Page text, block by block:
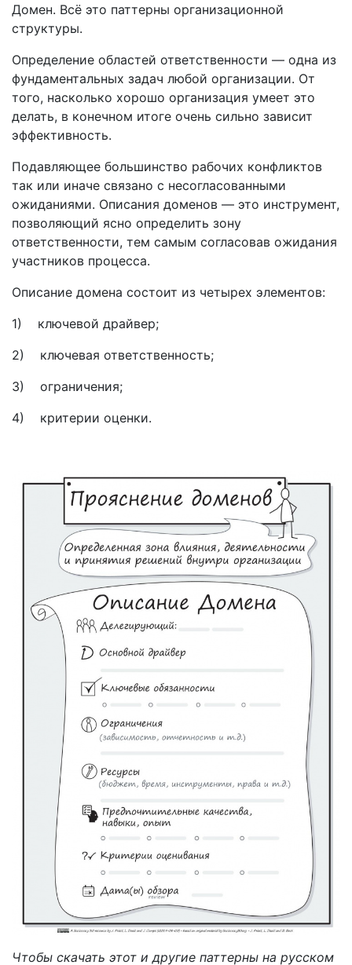
Домен. Всё это паттерны организационной
структуры.
Определение областей ответственности — одна из
фундаментальных задач любой организации. От
того, насколько хорошо организация умеет это
делать, в конечном итоге очень сильно зависит
эффективность.
Подавляющее большинство рабочих конфликтов
так или иначе связано с несогласованными
ожиданиями. Описания доменов — это инструмент,
позволяющий ясно определить зону
ответственности, тем самым согласовав ожидания
участников процесса.
Описание домена состоит из четырех элементов:
1) ключевой драйвер;
2) ключевая ответственность;
3) ограничения;
4) критерии оценки.
Чтобы скачать этот и другие паттерны на русском